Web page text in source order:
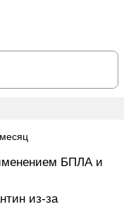
БПЛА и
из-за